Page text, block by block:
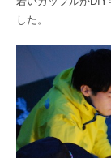
した。